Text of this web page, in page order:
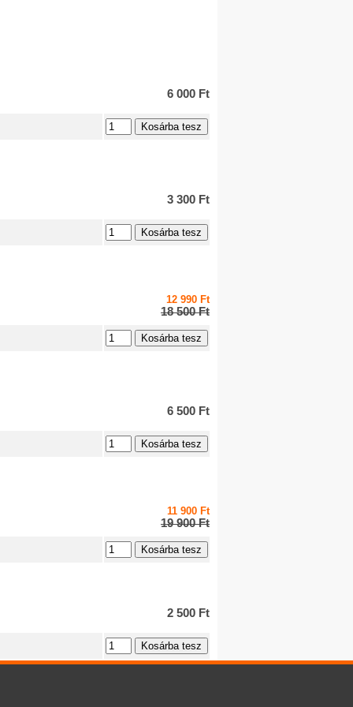
6 000 Ft
3 300 Ft
12 990 Ft
18 500 Ft
6 500 Ft
11 900 Ft
19 900 Ft
2 500 Ft